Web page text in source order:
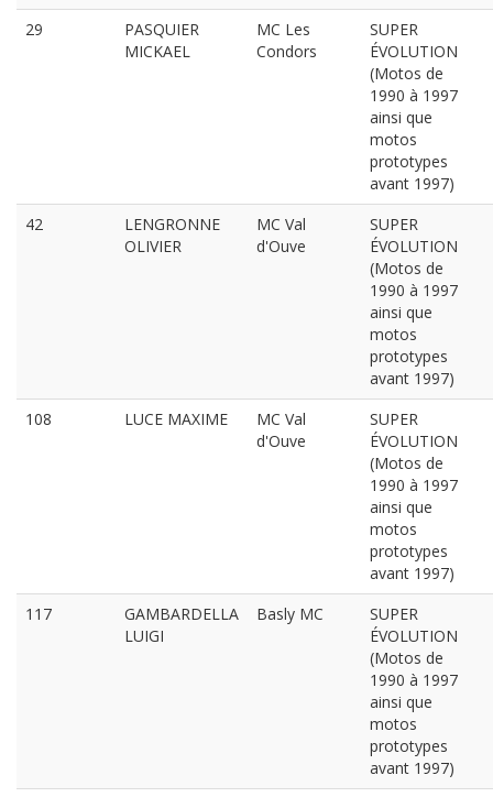
29
PASQUIER
MICKAEL
MC Les
Condors
SUPER
ÉVOLUTION
(Motos de
1990 à 1997
ainsi que
motos
prototypes
avant 1997)
42
LENGRONNE
OLIVIER
MC Val
d'Ouve
SUPER
ÉVOLUTION
(Motos de
1990 à 1997
ainsi que
motos
prototypes
avant 1997)
108
LUCE MAXIME
MC Val
d'Ouve
SUPER
ÉVOLUTION
(Motos de
1990 à 1997
ainsi que
motos
prototypes
avant 1997)
117
GAMBARDELLA
LUIGI
Basly MC
SUPER
ÉVOLUTION
(Motos de
1990 à 1997
ainsi que
motos
prototypes
avant 1997)